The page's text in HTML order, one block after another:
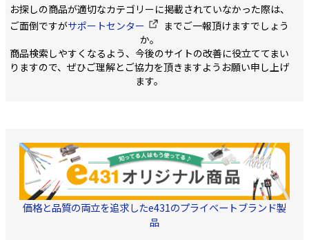
お探しの商品が適切なカテゴリーに掲載されていなかった際は、
ご面倒ですがサポートセンター
までご一報頂けますでしょう
か。
商品検索しやすくなるよう、今後のサイトの改善に役立ててまい
りますので、ぜひご理解とご協力を頂きますようお願い申し上げ
ます。
価格と品質の両立を追求したe431のプライベートブランド製
品